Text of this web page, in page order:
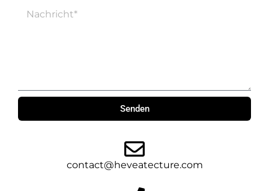
Senden
contact@heveatecture.com